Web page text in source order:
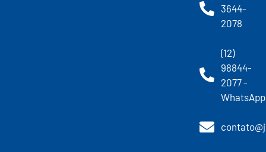
3644-
2078
(12)
98844-
2077 -
WhatsApp